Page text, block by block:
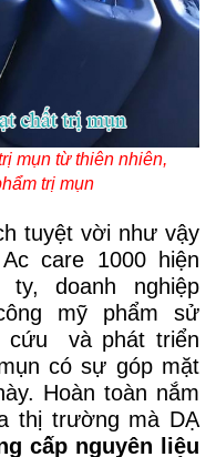
mụn từ thiên nhiên,
trị mụn
tuyệt vời như vậy
care 1000 hiện
doanh nghiệp
mỹ phẩm sử
cứu và phát triển
có sự góp mặt
Hoàn toàn nắm
thị trường mà DẠ
cấp nguyên liệu